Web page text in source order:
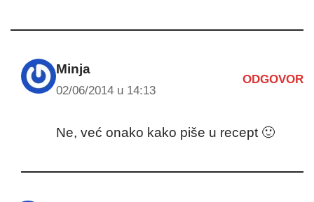
Minja
02/06/2014 u 14:13
ODGOVOR
Ne, već onako kako piše u recept 🙂